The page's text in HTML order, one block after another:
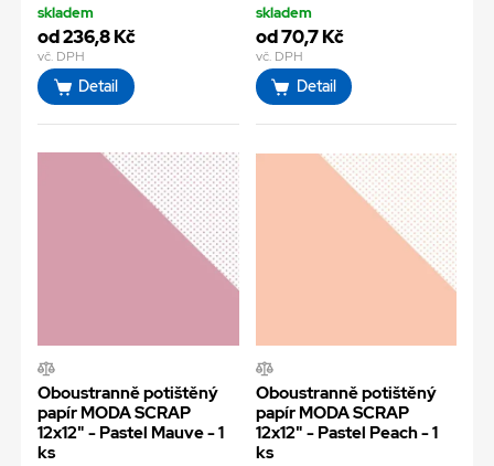
skladem
od 236,8 Kč
vč. DPH
Detail
skladem
od 70,7 Kč
vč. DPH
Detail
Oboustranně potištěný
papír MODA SCRAP
12x12" - Pastel Mauve - 1
ks
Oboustranně potištěný
papír MODA SCRAP
12x12" - Pastel Peach - 1
ks